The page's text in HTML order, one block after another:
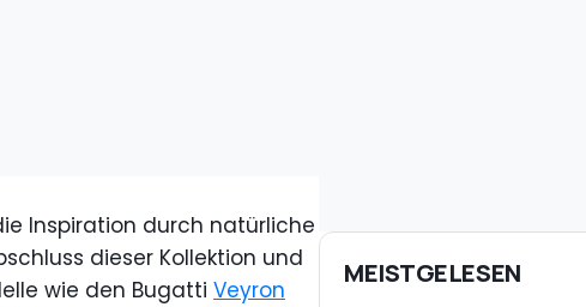
Inspiration durch natürliche
dieser Kollektion und
wie den Bugatti Veyron
MEISTGELESEN